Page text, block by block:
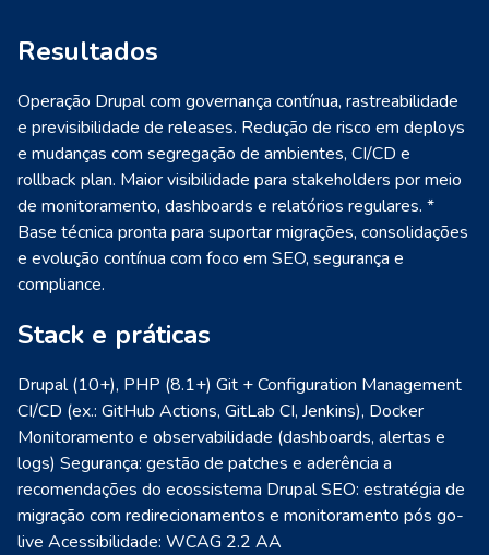
Resultados
Operação Drupal com governança contínua, rastreabilidade
e previsibilidade de releases. Redução de risco em deploys
e mudanças com segregação de ambientes, CI/CD e
rollback plan. Maior visibilidade para stakeholders por meio
de monitoramento, dashboards e relatórios regulares. *
Base técnica pronta para suportar migrações, consolidações
e evolução contínua com foco em SEO, segurança e
compliance.
Stack e práticas
Drupal (10+), PHP (8.1+) Git + Configuration Management
CI/CD (ex.: GitHub Actions, GitLab CI, Jenkins), Docker
Monitoramento e observabilidade (dashboards, alertas e
logs) Segurança: gestão de patches e aderência a
recomendações do ecossistema DrupalSEO: estratégia de
migração com redirecionamentos e monitoramento pós go-
live Acessibilidade: WCAG 2.2 AA